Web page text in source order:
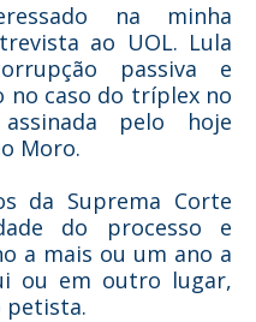
na minha
ao UOL. Lula
passiva e
no caso do tríplex no
pelo hoje
Moro.
da Suprema Corte
do processo e
a mais ou um ano a
ou em outro lugar,
petista.